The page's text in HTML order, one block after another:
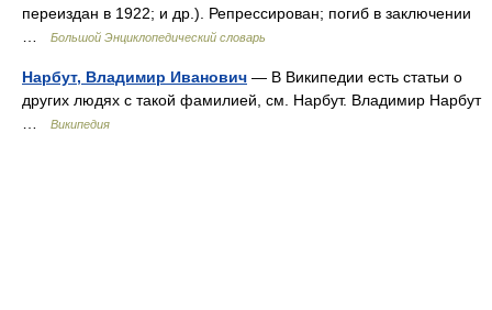
переиздан в 1922; и др.). Репрессирован; погиб в заключении
Большой Энциклопедический словарь
Нарбут, Владимир Иванович — В Википедии есть статьи о
других людях с такой фамилией, см. Нарбут. Владимир Нарбут
Википедия